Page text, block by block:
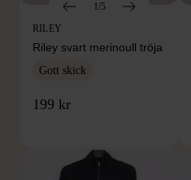
1/5
RILEY
Riley svart merinoull tröja
Gott skick
199 kr